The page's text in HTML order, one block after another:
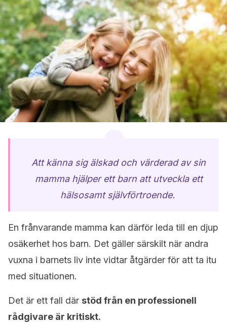
Att känna sig älskad och värderad av sin
mamma hjälper ett barn att utveckla ett
hälsosamt självförtroende.
En frånvarande mamma kan därför leda till en djup
osäkerhet hos barn. Det gäller särskilt när andra
vuxna i barnets liv inte vidtar åtgärder för att ta itu
med situationen.
Det är ett fall där stöd från en professionell
rådgivare är kritiskt.